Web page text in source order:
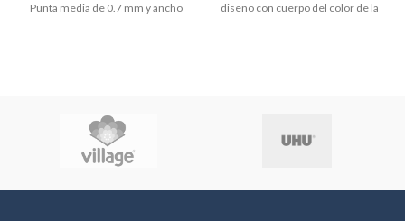
Punta media de 0.7 mm y ancho
diseño con cuerpo del color de la
cualquier aplicación donde se